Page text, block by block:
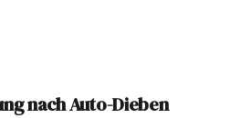
nach Auto-Dieben